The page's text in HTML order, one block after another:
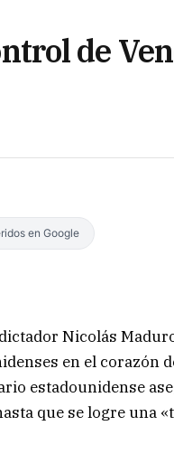
de
en Google
Nicolás
en el corazón
estadounidense
que se logre una